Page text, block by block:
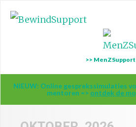
>> MenZSupport
NIEUW: Online gesprekssimulaties
mentoren => ontdek de